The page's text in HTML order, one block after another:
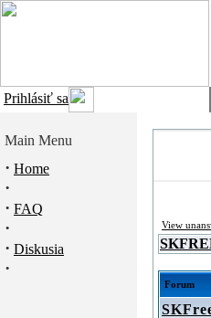
Prihlásiť sa
Main Menu
· Home
·
· FAQ
·
· Diskusia
·
View
Forum